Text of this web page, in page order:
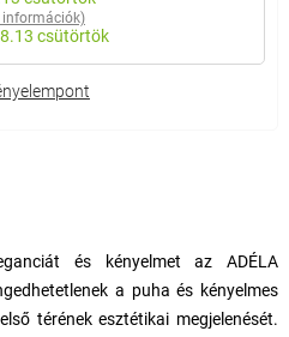
csütörtök
és kényelmet az ADÉLA
a puha és kényelmes
térének esztétikai megjelenését.